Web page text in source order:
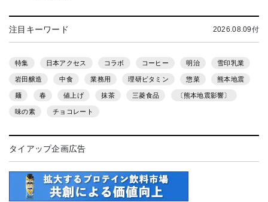
注目キーワード 2026.08.09付
特集 日本アクセス コラボ コーヒー 明治 雪印乳業
岩田醸造 中食 業務用 理研ビタミン 惣菜 熊本地震
麺 春 値上げ 抹茶 三菱食品 〔熊本地震影響〕
味の素 チョコレート
タイアップ企画広告